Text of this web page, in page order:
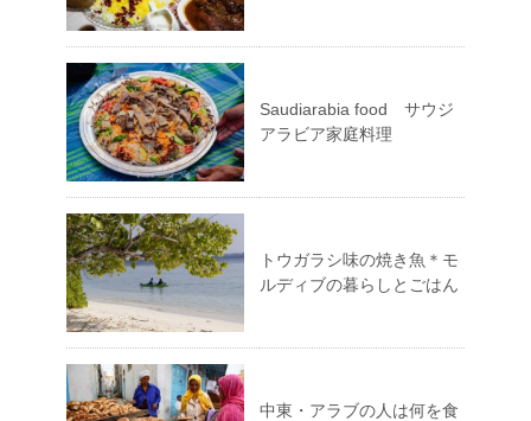
Saudiarabia food サウジ
アラビア家庭料理
トウガラシ味の焼き魚＊モ
ルディブの暮らしとごはん
中東・アラブの人は何を食